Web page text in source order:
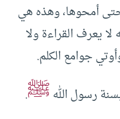
أمحوها، وهذه هي
لا يعرف القراءة ولا
جوامع الكلم.
رسول اللهﷺ.